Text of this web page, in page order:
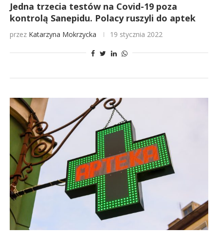
Jedna trzecia testów na Covid-19 poza
kontrolą Sanepidu. Polacy ruszyli do aptek
przez Katarzyna Mokrzycka 19 stycznia 2022